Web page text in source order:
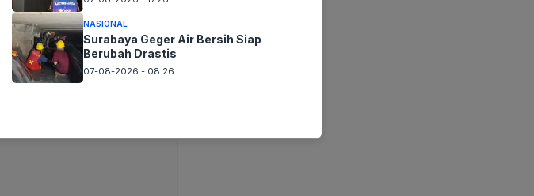
NASIONAL
Surabaya Geger Air Bersih Siap
Berubah Drastis
07-08-2026 - 08.26